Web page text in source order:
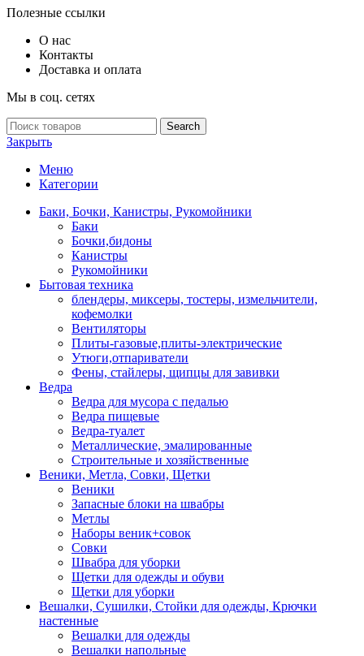
Полезные ссылки
О нас
Контакты
Доставка и оплата
Мы в соц. сетях
Search
Закрыть
Меню
Категории
Баки, Бочки, Канистры, Рукомойники
Баки
Бочки,бидоны
Канистры
Рукомойники
Бытовая техника
блендеры, миксеры, тостеры, измельчители,
кофемолки
Вентиляторы
Плиты-газовые,плиты-электрические
Утюги,отпариватели
Фены, стайлеры, щипцы для завивки
Ведра
Ведра для мусора с педалью
Ведра пищевые
Ведра-туалет
Металлические, эмалированные
Строительные и хозяйственные
Веники, Метла, Совки, Щетки
Веники
Запасные блоки на швабры
Метлы
Наборы веник+совок
Совки
Швабра для уборки
Щетки для одежды и обуви
Щетки для уборки
Вешалки, Сушилки, Стойки для одежды, Крючки
настенные
Вешалки для одежды
Вешалки напольные